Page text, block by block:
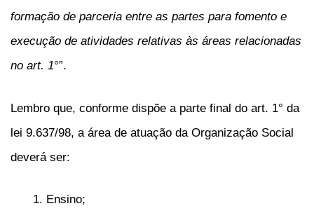
formação de parceria entre as partes para fomento e
execução de atividades relativas às áreas relacionadas
no art. 1°”.
Lembro que, conforme dispõe a parte final do art. 1° da
lei 9.637/98, a área de atuação da Organização Social
deverá ser:
Ensino;